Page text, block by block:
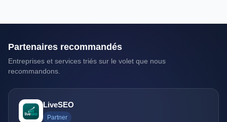
Partenaires recommandés
Entreprises et services triés sur le volet que nous
recommandons.
LiveSEO
Partner